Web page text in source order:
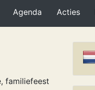
Agenda Acties
familiefeest